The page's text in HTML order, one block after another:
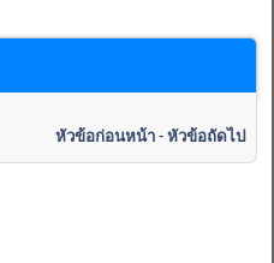
หัวข้อก่อนหน้า-หัวข้อถัดไป